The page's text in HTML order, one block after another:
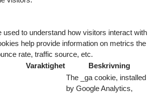
used to understand how visitors interact with
help provide information on metrics the
rate, traffic source, etc.
Varaktighet Beskrivning
The _ga cookie, installed
by Google Analytics,